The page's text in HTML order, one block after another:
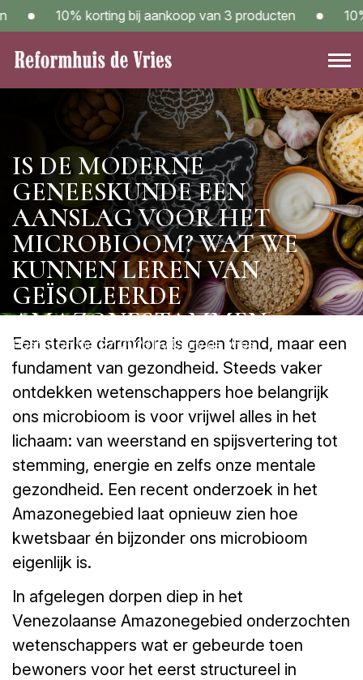
Skip
to
content
10% korting bij aankoop van 3 producten 10%
IS DE MODERNE
GENEESKUNDE EEN
AANSLAG VOOR HET
MICROBIOOM? WAT WE
KUNNEN LEREN VAN
GEÏSOLEERDE
AMAZONESTAMMEN
Posted onmei 27, 2026by Corry de Vries
Een sterke darmflora is geen trend, maar een
fundament van gezondheid. Steeds vaker
ontdekken wetenschappers hoe belangrijk
ons microbioom is voor vrijwel alles in het
lichaam: van weerstand en spijsvertering tot
stemming, energie en zelfs onze mentale
gezondheid. Een recent onderzoek in het
Amazonegebied laat opnieuw zien hoe
kwetsbaar én bijzonder ons microbioom
eigenlijk is.
In afgelegen dorpen diep in het
Venezolaanse Amazonegebied onderzochten
wetenschappers wat er gebeurde toen
bewoners voor het eerst structureel in